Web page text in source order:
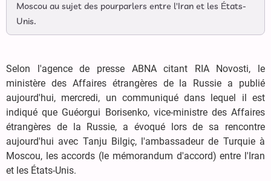
Moscou au sujet des pourparlers entre l'Iran et les États-
Unis.
Selon l'agence de presse ABNA citant RIA Novosti, le
ministère des Affaires étrangères de la Russie a publié
aujourd'hui, mercredi, un communiqué dans lequel il est
indiqué que Guéorgui Borisenko, vice-ministre des Affaires
étrangères de la Russie, a évoqué lors de sa rencontre
aujourd'hui avec Tanju Bilgiç, l'ambassadeur de Turquie à
Moscou, les accords (le mémorandum d'accord) entre l'Iran
et les États-Unis.